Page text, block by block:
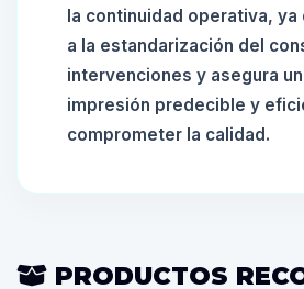
la continuidad operativa,
a la estandarización del
intervenciones y asegura
impresión predecible y
comprometer la calidad.
PRODUCTOS